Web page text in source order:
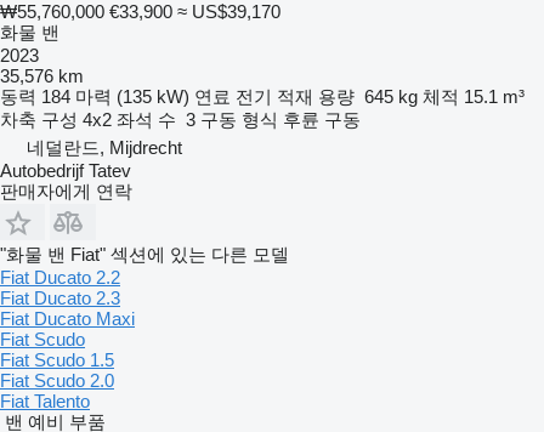
₩55,760,000 €33,900 ≈ US$39,170
화물 밴
2023
35,576 km
동력 184 마력 (135 kW) 연료 전기 적재 용량 645 kg 체적 15.1 m³
차축 구성 4x2 좌석 수 3 구동 형식 후륜 구동
네덜란드, Mijdrecht
Autobedrijf Tatev
판매자에게 연락
"화물 밴 Fiat" 섹션에 있는 다른 모델
Fiat Ducato 2.2
Fiat Ducato 2.3
Fiat Ducato Maxi
Fiat Scudo
Fiat Scudo 1.5
Fiat Scudo 2.0
Fiat Talento
밴 예비 부품